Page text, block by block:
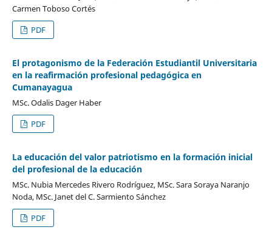
Carmen Toboso Cortés
PDF
El protagonismo de la Federación Estudiantil Universitaria
en la reafirmación profesional pedagógica en
Cumanayagua
MSc. Odalis Dager Haber
PDF
La educación del valor patriotismo en la formación inicial
del profesional de la educación
MSc. Nubia Mercedes Rivero Rodríguez, MSc. Sara Soraya Naranjo
Noda, MSc. Janet del C. Sarmiento Sánchez
PDF